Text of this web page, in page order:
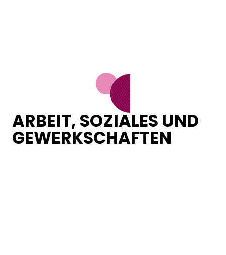
ARBEIT, SOZIALES UND
GEWERKSCHAFTEN